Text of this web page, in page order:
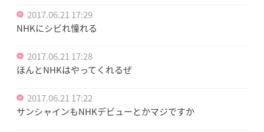
2017.06.21 17:29
NHKにシビれ憧れる
2017.06.21 17:28
ほんとNHKはやってくれるぜ
2017.06.21 17:22
サンシャインもNHKデビューとかマジですか